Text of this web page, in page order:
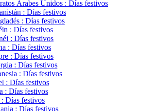
Árabes Unidos : Días festivos
: Días festivos
: Días festivos
: Días festivos
: Días festivos
: Días festivos
: Días festivos
: Días festivos
: Días festivos
: Días festivos
: Días festivos
Días festivos
: Días festivos